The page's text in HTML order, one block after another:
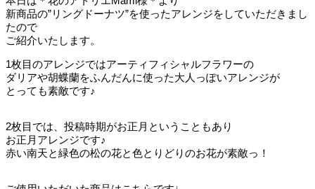
新商品の”リングドーナツ”を使ったアレンジをしていただきまし
たので
ご紹介いたします。
1枚目のアレンジではアーティフィシャルフラワーの
ダリアや胡蝶蘭をふんだんに使った大人っぽいアレンジが
とっても素敵です♪
2枚目では、投稿時期がお正月ということもあり
お正月アレンジです♪
赤い南天と緑色の松の花と色とりどりのお花が素敵っ！